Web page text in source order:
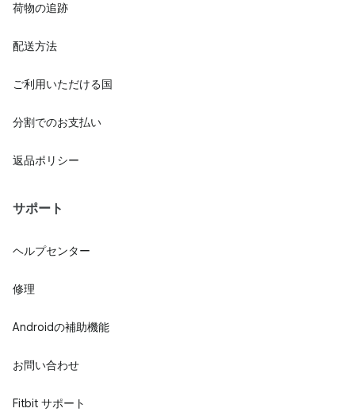
荷物の追跡
配送方法
ご利用いただける国
分割でのお支払い
返品ポリシー
サポート
ヘルプセンター
修理
Androidの補助機能
お問い合わせ
Fitbit サポート